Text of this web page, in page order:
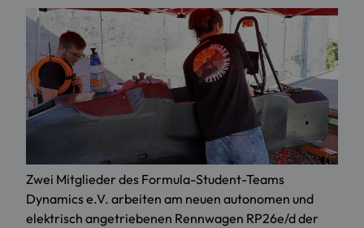
Zwei Mitglieder des Formula-Student-Teams
Dynamics e.V. arbeiten am neuen autonomen und
elektrisch angetriebenen Rennwagen RP26e/d der